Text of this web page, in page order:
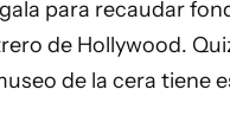
para recaudar
de Hollywood.
de la cera tiene